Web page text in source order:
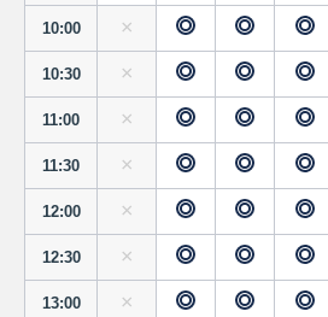
10:00 ×
10:30 ×
11:00 ×
11:30 ×
12:00 ×
12:30 ×
13:00 ×